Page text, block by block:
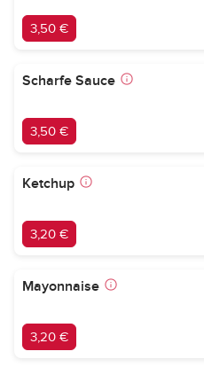
3,50 €
Scharfe Sauce
3,50 €
Ketchup
3,20 €
Mayonnaise
3,20 €